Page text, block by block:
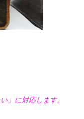
」に対応します。